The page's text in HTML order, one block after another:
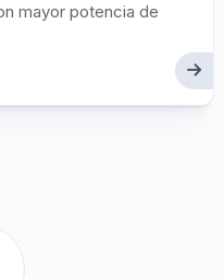
mayor potencia de